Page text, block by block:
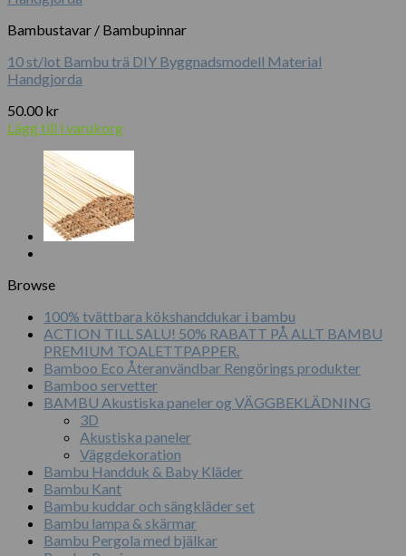
Bambustavar / Bambupinnar
10 st/lot Bambu trä DIY Byggnadsmodell Material
Handgjorda
50.00 kr
Lägg till i varukorg
Browse
100% tvättbara kökshanddukar i bambu
ACTION TILL SALU! 50% RABATT PÅ ALLT BAMBU
PREMIUM TOALETTPAPPER.
Bamboo Eco Återanvändbar Rengörings produkter
Bamboo servetter
BAMBU Akustiska paneler og VÄGGBEKLÄDNING
3D
Akustiska paneler
Väggdekoration
Bambu Handduk & Baby Kläder
Bambu Kant
Bambu kuddar och sängkläder set
Bambu lampa & skärmar
Bambu Pergola med bjälkar